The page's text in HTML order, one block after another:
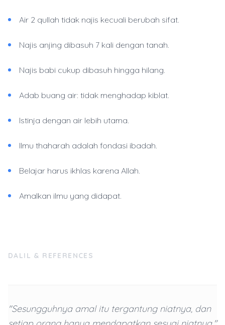
Air 2 qullah tidak najis kecuali berubah sifat.
Najis anjing dibasuh 7 kali dengan tanah.
Najis babi cukup dibasuh hingga hilang.
Adab buang air: tidak menghadap kiblat.
Istinja dengan air lebih utama.
Ilmu thaharah adalah fondasi ibadah.
Belajar harus ikhlas karena Allah.
Amalkan ilmu yang didapat.
DALIL & REFERENCES
"Sesungguhnya amal itu tergantung niatnya, dan